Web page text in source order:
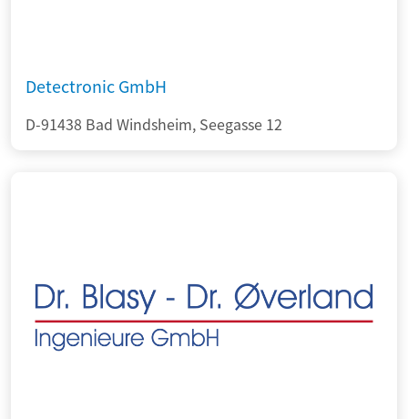
Detectronic GmbH
D-91438 Bad Windsheim, Seegasse 12